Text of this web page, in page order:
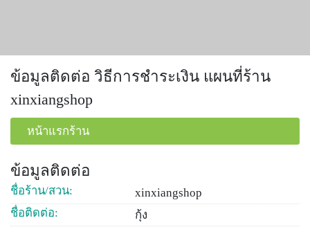
ข้อมูลติดต่อ วิธีการชำระเงิน แผนที่ร้าน
xinxiangshop
หน้าแรกร้าน
ข้อมูลติดต่อ
ชื่อร้าน/สวน:
xinxiangshop
ชื่อติดต่อ:
กุ้ง